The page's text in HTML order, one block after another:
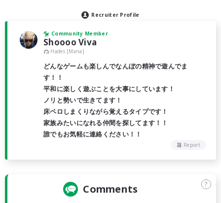
Recruiter Profile
Community Member
Shoooo Viva
Hades [Mana]
どんなゲームも楽しんでなんぼの精神で遊んでま
す！！
平和に楽しく遊ぶことを大事にしています！
ノリと勢いで生きてます！
床ペロしまくりながら覚えるタイプです！
家族みたいになれる仲間を探してます！！
誰でもお気軽に連絡ください！！
Report
Comments ?